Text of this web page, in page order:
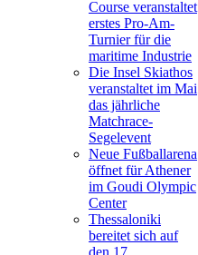
Course veranstaltet
erstes Pro-Am-
Turnier für die
maritime Industrie
Die Insel Skiathos
veranstaltet im Mai
das jährliche
Matchrace-
Segelevent
Neue Fußballarena
öffnet für Athener
im Goudi Olympic
Center
Thessaloniki
bereitet sich auf
den 17.